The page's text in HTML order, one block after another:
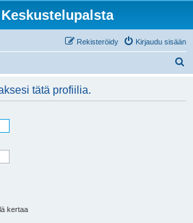
Kirjaudu sisään
Rekisteröidy
tätä profiilia.
kertaa